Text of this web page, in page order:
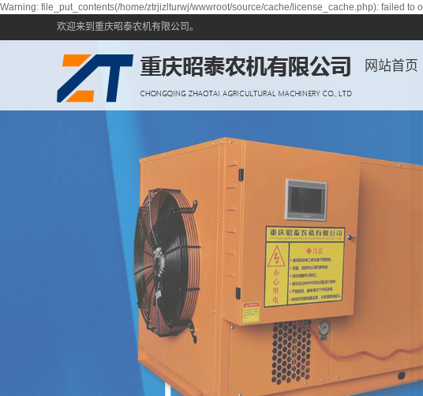
Warning: file_put_contents(/home/ztrjizlturwj/wwwroot/source/cache/license_cache.php): failed
欢迎来到重庆昭泰农机有限公司。
网站首页